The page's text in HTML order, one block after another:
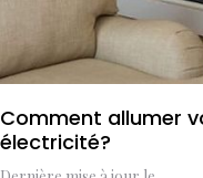
Comment allumer
électricité?